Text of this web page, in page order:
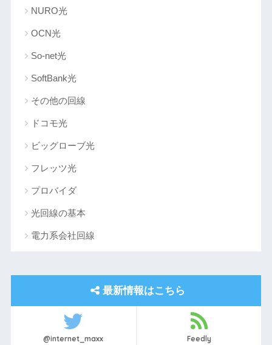
NURO光
OCN光
So-net光
SoftBank光
その他の回線
ドコモ光
ビッグローブ光
フレッツ光
プロバイダ
光回線の基本
電力系会社回線
最新情報はこちら
@internet_maxx Feedly